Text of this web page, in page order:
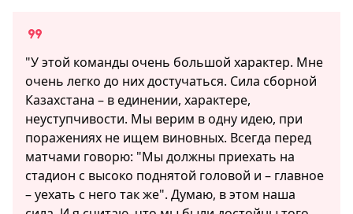
"У этой команды очень большой характер. Мне
очень легко до них достучаться. Сила сборной
Казахстана – в единении, характере,
неуступчивости. Мы верим в одну идею, при
поражениях не ищем виновных. Всегда перед
матчами говорю: "Мы должны приехать на
стадион с высоко поднятой головой и – главное
– уехать с него так же". Думаю, в этом наша